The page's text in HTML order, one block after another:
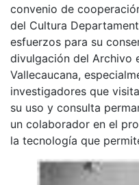
convenio de
del Cultura
esfuerzos para su
divulgación del Archivo
Vallecaucana,
investigadores que
su uso y consulta
un colaborador en el
la tecnología que